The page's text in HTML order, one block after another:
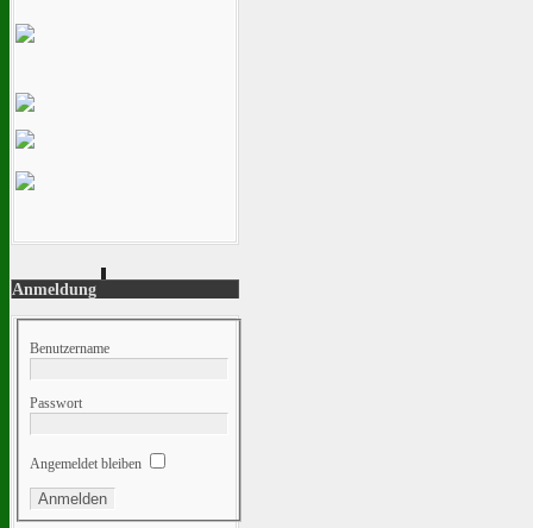
Anmeldung
Benutzername
Passwort
Angemeldet bleiben